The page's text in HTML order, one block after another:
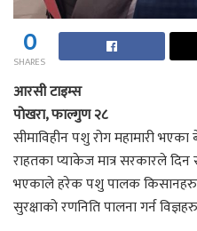
0
SHARES
आरसी टाइम्स
पोखरा, फाल्गुण २८
सीमाविहीन पशु रोग महामारी
राहतका प्याकेज मात्र सरकारले
भएकाले हरेक पशु पालक
सुरक्षाको रणनिति पालना गर्न